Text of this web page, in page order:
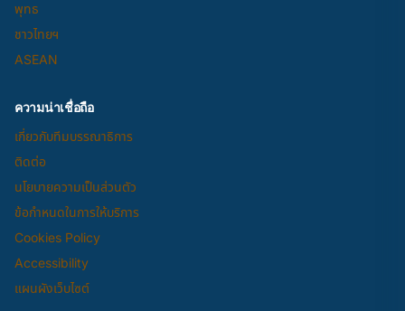
พุทธ
ชาวไทยฯ
ASEAN
ความน่าเชื่อถือ
เกี่ยวกับทีมบรรณาธิการ
ติดต่อ
นโยบายความเป็นส่วนตัว
ข้อกำหนดในการให้บริการ
Cookies Policy
Accessibility
แผนผังเว็บไซต์